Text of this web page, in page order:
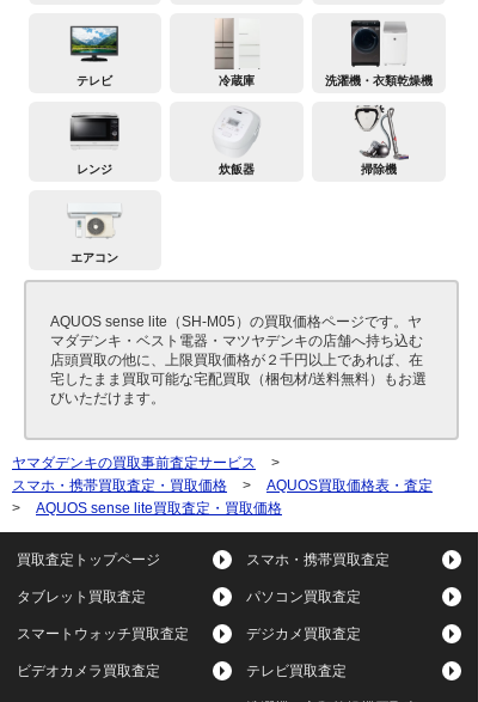
テレビ 冷蔵庫 洗濯機・衣類乾燥機
レンジ 炊飯器 掃除機
エアコン
AQUOS sense lite（SH-M05）の買取価格ページです。ヤ
マダデンキ・ベスト電器・マツヤデンキの店舗へ持ち込む
店頭買取の他に、上限買取価格が２千円以上であれば、在
宅したまま買取可能な宅配買取（梱包材/送料無料）もお選
びいただけます。
ヤマダデンキの買取事前査定サービス
>
スマホ・携帯買取査定・買取価格
>
AQUOS買取価格表・査定
>
AQUOS sense lite買取査定・買取価格
買取査定トップページ スマホ・携帯買取査定
タブレット買取査定 パソコン買取査定
スマートウォッチ買取査定 デジカメ買取査定
ビデオカメラ買取査定 テレビ買取査定